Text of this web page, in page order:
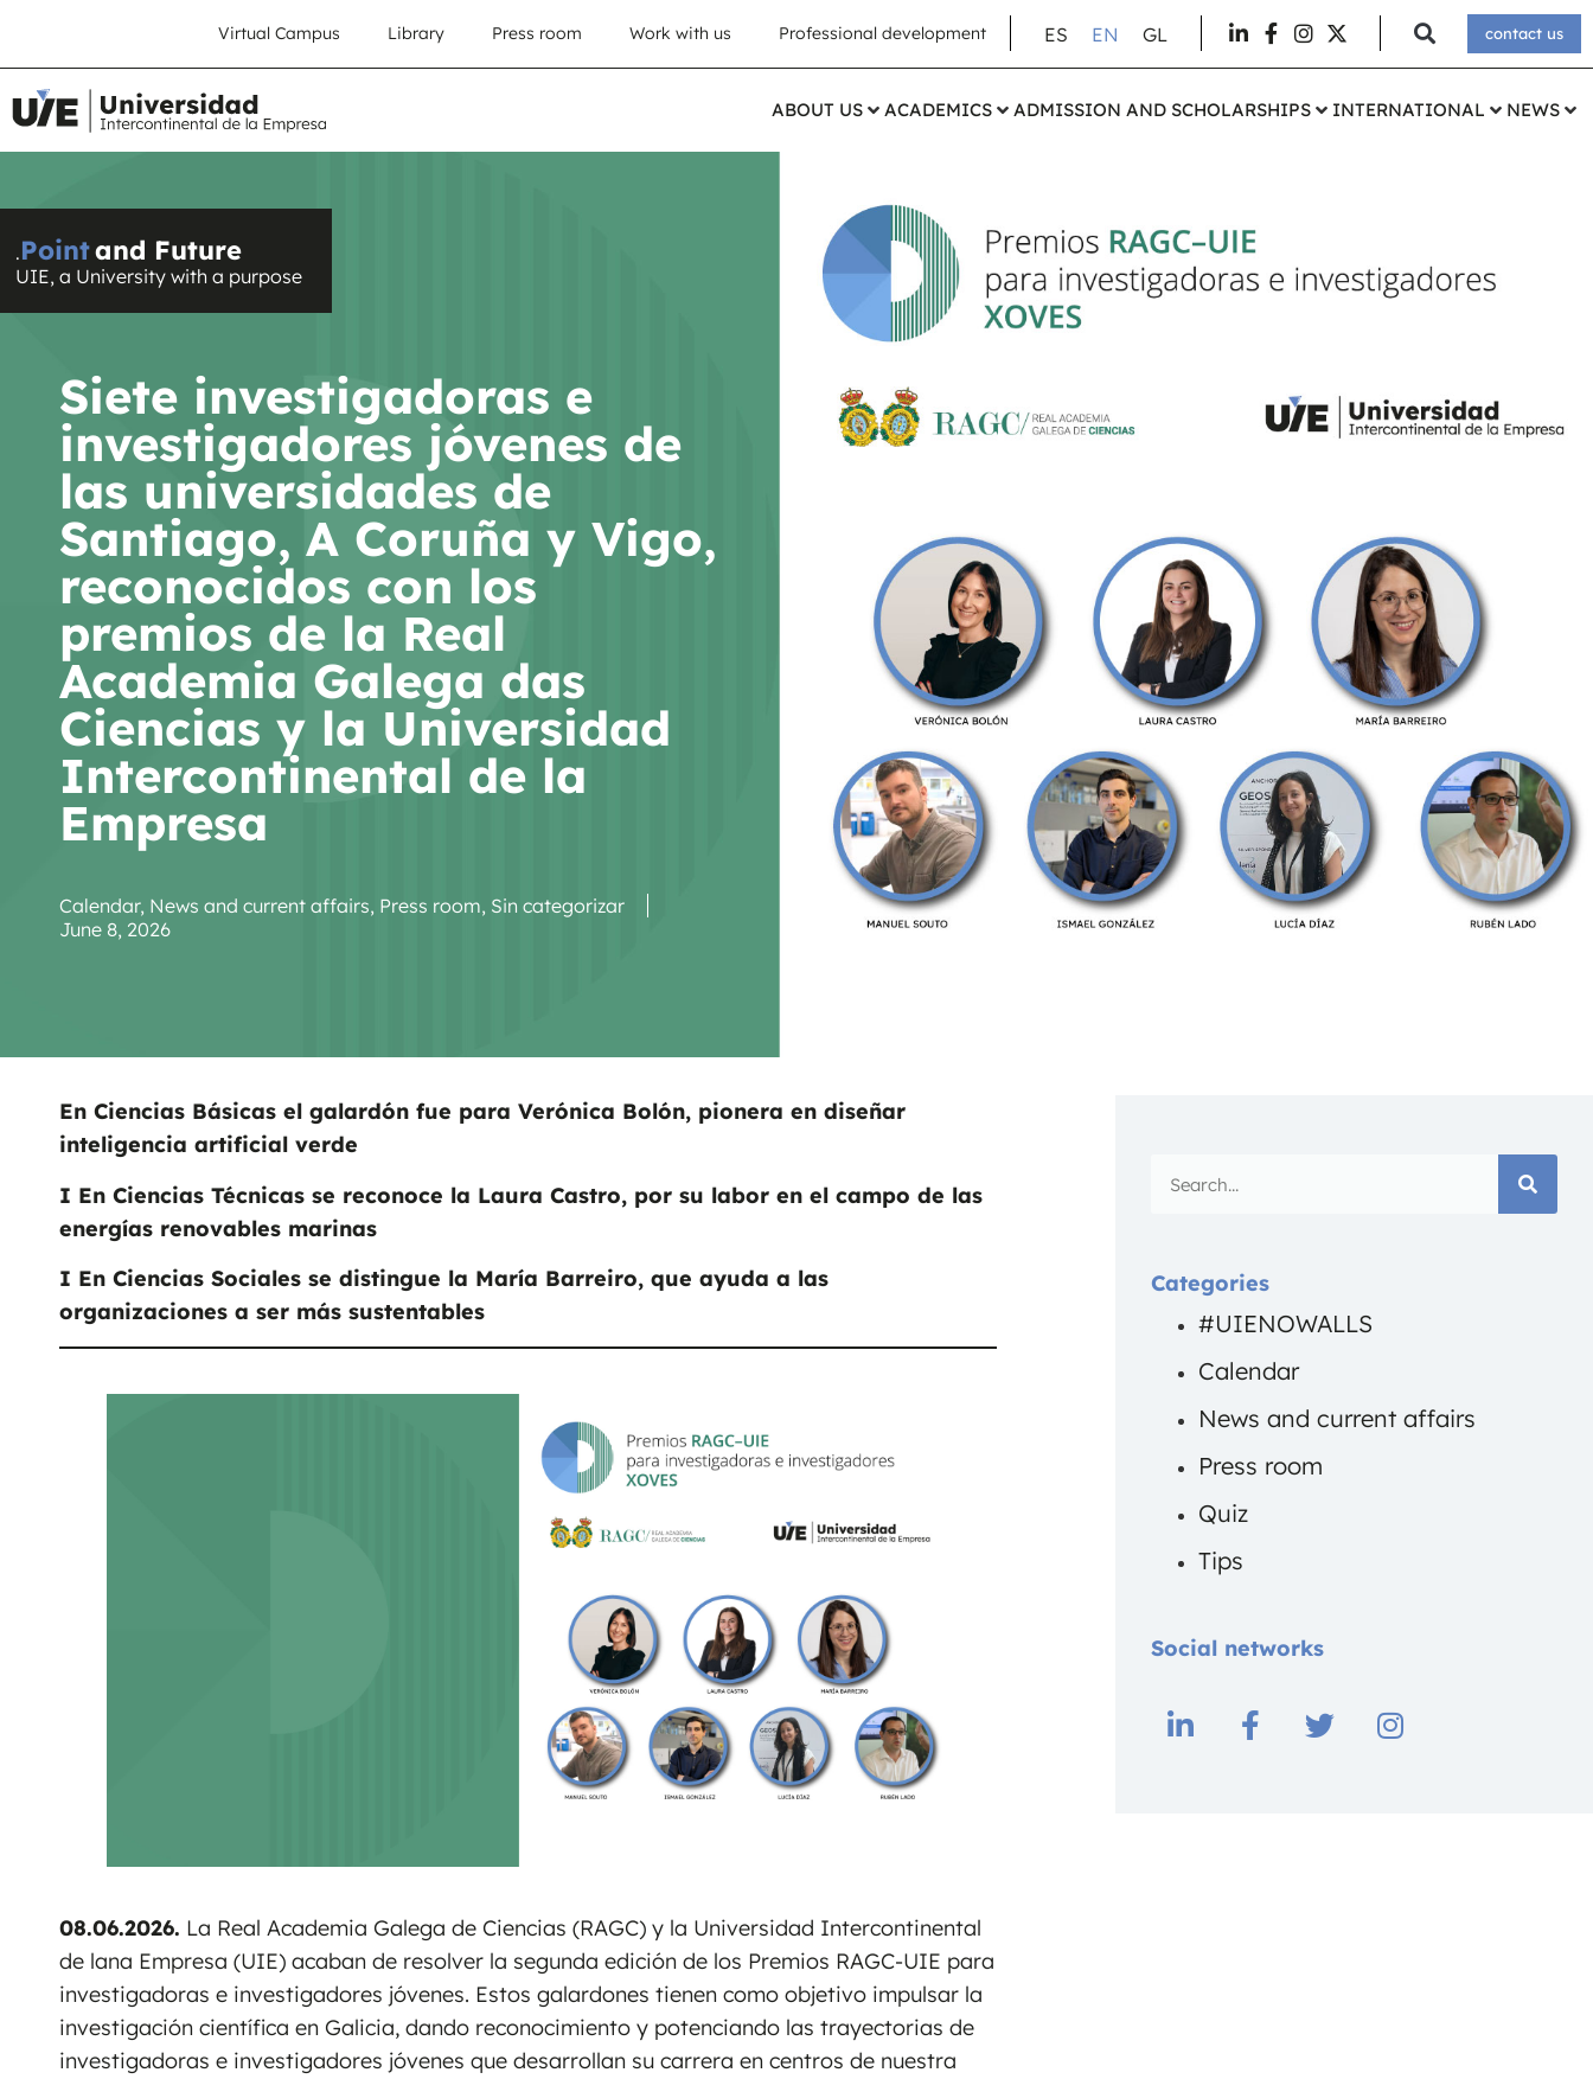
Virtual Campus Library Press room Work with us Professional development ES EN GL contact us
ABOUT US ACADEMICS ADMISSION AND SCHOLARSHIPS INTERNATIONAL NEWS
.Pointand Future
UIE, a University with a purpose
Siete investigadoras e
investigadores jóvenes de
las universidades de
Santiago, A Coruña y Vigo,
reconocidos con los
premios de la Real
Academia Galega das
Ciencias y la Universidad
Intercontinental de la
Empresa
Calendar, News and current affairs, Press room, Sin categorizar
June 8, 2026
En Ciencias Básicas el galardón fue para Verónica Bolón, pionera en diseñar
inteligencia artificial verde
I En Ciencias Técnicas se reconoce la Laura Castro, por su labor en el campo de las
energías renovables marinas
I En Ciencias Sociales se distingue la María Barreiro, que ayuda a las
organizaciones a ser más sustentables
08.06.2026. La Real Academia Galega de Ciencias (RAGC) y la Universidad Intercontinental
de lana Empresa (UIE) acaban de resolver la segunda edición de los Premios RAGC-UIE para
investigadoras e investigadores jóvenes. Estos galardones tienen como objetivo impulsar la
investigación científica en Galicia, dando reconocimiento y potenciando las trayectorias de
investigadoras e investigadores jóvenes que desarrollan su carrera en centros de nuestra
Categories
#UIENOWALLS
Calendar
News and current affairs
Press room
Quiz
Tips
Social networks